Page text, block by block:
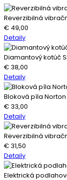
Reverzibilná
€ 49,00
Detaily
Diamantový kotúč
€ 38,00
Detaily
Bloková píla Norton
€ 33,00
Detaily
Reverzibilná
€ 31,50
Detaily
Elektrická